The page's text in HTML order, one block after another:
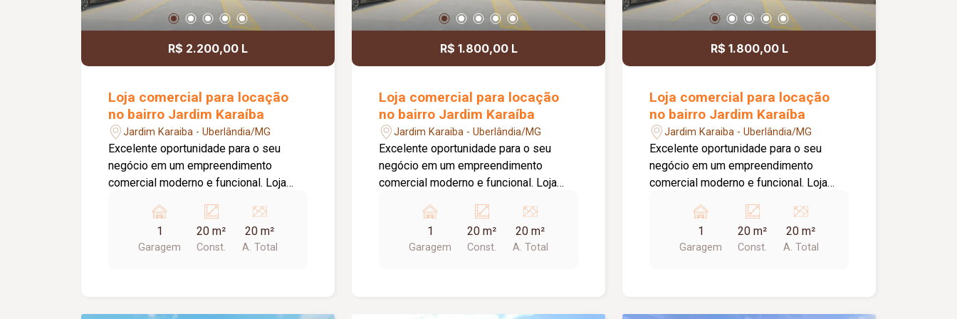
agradável para clientes e
colaboradores. Um espaço estratégico,
impulsionar o crescimento do seu
agradável para clientes e
colaboradores. Um espaço estratégico,
impulsionar o crescimento do seu
agradável para clientes e
colaboradores. Um espaço estratégico,
impulsionar o crescimento do seu
R$ 2.200,00 L
Loja comercial para locação
no bairro Jardim Karaíba
Jardim Karaiba - Uberlândia/MG
Excelente oportunidade para o seu
negócio em um empreendimento
comercial moderno e funcional. Loja
para diversos segmentos que buscam
um espaço prático, bem estruturado e
pronto para receber clientes. O
1
Garagem
20 m²
Const.
20 m²
A. Total
R$ 1.800,00 L
Loja comercial para locação
no bairro Jardim Karaíba
Jardim Karaiba - Uberlândia/MG
Excelente oportunidade para o seu
negócio em um empreendimento
comercial moderno e funcional. Loja
para diversos segmentos que buscam
um espaço prático, bem estruturado e
pronto para receber clientes. O
1
Garagem
20 m²
Const.
20 m²
A. Total
R$ 1.800,00 L
Loja comercial para locação
no bairro Jardim Karaíba
Jardim Karaiba - Uberlândia/MG
Excelente oportunidade para o seu
negócio em um empreendimento
comercial moderno e funcional. Loja
para diversos segmentos que buscam
um espaço prático, bem estruturado e
pronto para receber clientes. O
1
Garagem
20 m²
Const.
20 m²
A. Total